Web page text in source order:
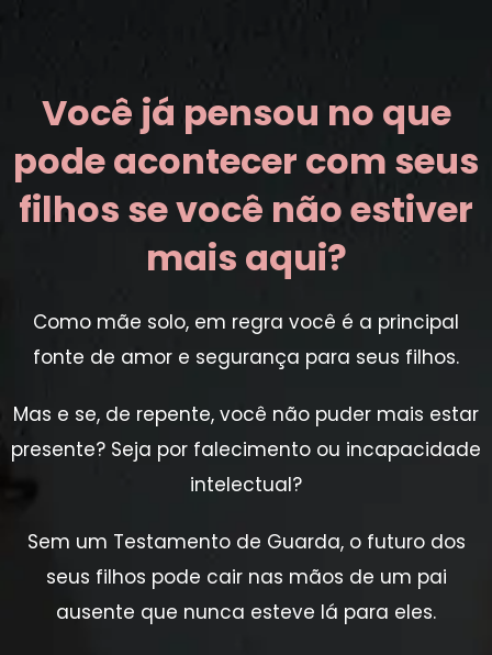
Você já pensou no que
pode acontecer com seus
filhos se você não estiver
mais aqui?
Como mãe solo, em regra você é a principal
fonte de amor e segurança para seus filhos.
Mas e se, de repente, você não puder mais estar
presente? Seja por falecimento ou incapacidade
intelectual?
Sem um Testamento de Guarda, o futuro dos
seus filhos pode cair nas mãos de um pai
ausente que nunca esteve lá para eles.